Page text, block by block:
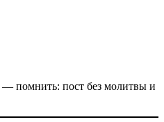
— помнить: пост без молитвы и